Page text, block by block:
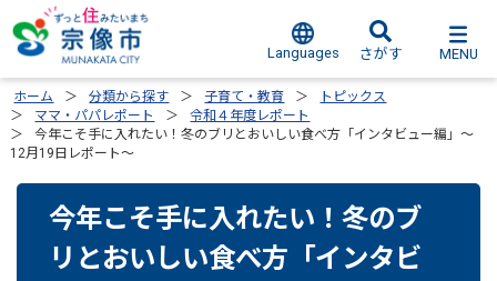
Languages さがす MENU
ホーム 分類から探す 子育て・教育
トピックス
ママ・パパレポート
令和４年度レポート
今年こそ手に入れたい！冬のブリとおいしい食べ方「インタビュー編」～
12月19日レポート～
今年こそ手に入れたい！冬のブ
リとおいしい食べ方「インタビ